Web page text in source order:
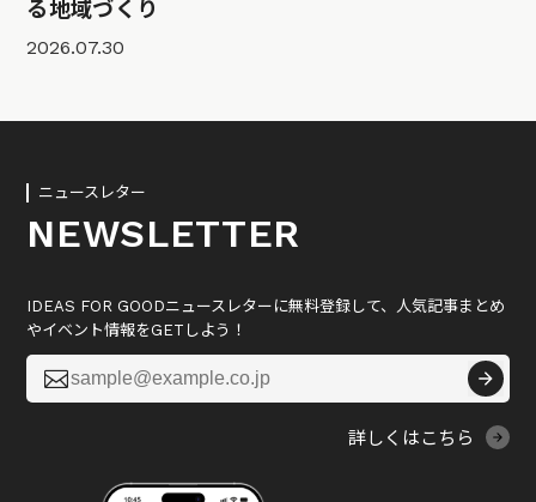
る地域づくり
2026.07.30
ニュースレター
NEWSLETTER
IDEAS FOR GOODニュースレターに無料登録して、人気記事まとめ
やイベント情報をGETしよう！

詳しくはこちら